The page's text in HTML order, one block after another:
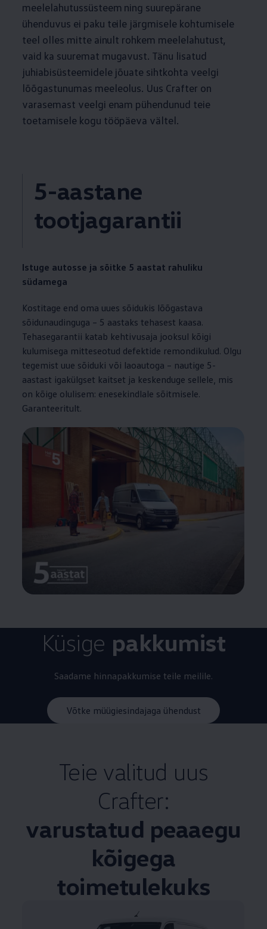
meelelahutussüsteem ning suurepärane
ühenduvus ei paku teile järgmisele kohtumisele
teel olles mitte ainult rohkem meelelahutust,
vaid ka suuremat mugavust. Tänu lisatud
juhiabisüsteemidele jõuate sihtkohta veelgi
lõõgastunumas meeleolus. Uus Crafter on
varasemast veelgi enam pühendunud teie
toetamisele kogu tööpäeva vältel.
5-aastane
tootjagarantii
Istuge autosse ja sõitke 5 aastat rahuliku
südamega
Kostitage end oma uues sõidukis lõõgastava
sõidunaudinguga – 5 aastaks tehasest kaasa.
Tehasegarantii katab kehtivusaja jooksul kõigi
kulumisega mitteseotud defektide remondikulud. Olgu
tegemist uue sõiduki või laoautoga – nautige 5-
aastast igakülgset kaitset ja keskenduge sellele, mis
on kõige olulisem: enesekindlale sõitmisele.
Garanteeritult.
Küsige pakkumist
Saadame hinnapakkumise teile meilile.
Võtke müügiesindajaga ühendust
Teie valitud uus
Crafter:
varustatud peaaegu
kõigega
toimetulekuks